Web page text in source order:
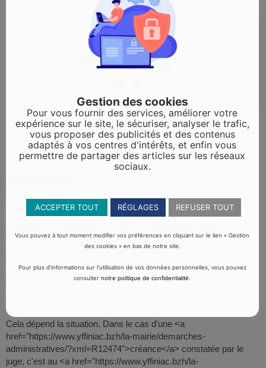
Accueil particuliers> Justice > Saisies et recouvrements>
Qui doit payer l'huissier de justice (à présent appelé
commissaire de justice) qui se charge de réclamer un impayé ?
Qui doit payer l'huissier de justice (à
justice) qui se charge de réclamer
un impayé ?
Cela dépend la situation. Dans le cas d'une <a
href="https://www.yffiniac.bzh/la-mairie/demarches-
administratives/?xml=R12474">créance</a> constatée par le
juge, c'est au <a href="https://www.yffiniac.bzh/la-
Gestion des cookies
Pour vous fournir des services, améliorer votre
expérience sur le site, le sécuriser, analyser le trafic,
vous proposer des publicités et des contenus
adaptés à vos centres d'intérêts, et enfin vous
permettre de partager des articles sur les réseaux
sociaux.
ACCEPTER TOUT RÉGLAGES REFUSER TOUT
Vous pouvez à tout moment modifier vos préférences en cliquant sur le lien « Gestion
des cookies » en bas de notre site.
Pour plus d’informations sur l’utilisation de vos données personnelles, vous pouvez
consulternotre politique de confidentialité.